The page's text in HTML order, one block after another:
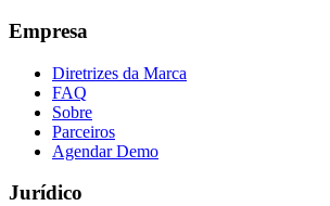
Empresa
Diretrizes da Marca
FAQ
Sobre
Parceiros
Agendar Demo
Jurídico